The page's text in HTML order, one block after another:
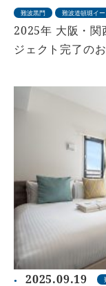
難波黒門 難波道頓堀イー
2025年 大阪・関
ジェクト完了の
2025.09.19